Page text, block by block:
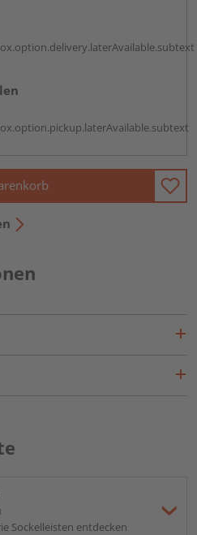
Sockelleisten entdecken